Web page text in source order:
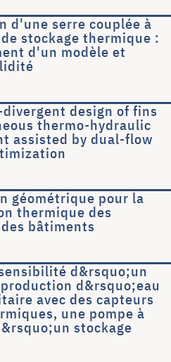
d'une serre couplée à
stockage thermique :
d'un modèle et
design of fins
thermo-hydraulic
assisted by dual-flow
géométrique pour la
thermique des
bâtiments
d&rsquo;un
d&rsquo;eau
avec des capteurs
une pompe à
stockage